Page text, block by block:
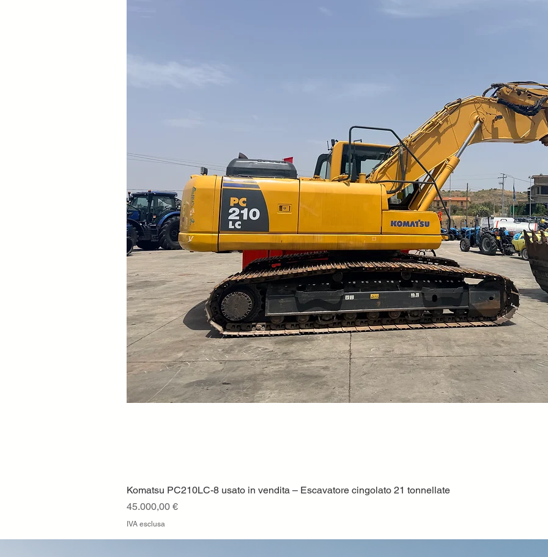
manutenzione
Solo due parti in
Per tutti i tipi di
serie KSB tollera
ha un ampio
del flusso di olio,
Il pistone si
rivestimento del
necessità,
Pistone costruito
mantenere una
ridurre le rotture
Visibiltà e
la loro forma
vista eccellente
operare vicino
e con frontale
Vista rapida
Komatsu PC210LC-8 usato in vendita – Escavatore cingolato 21 tonnellate
Prezzo
45.000,00 €
IVA esclusa